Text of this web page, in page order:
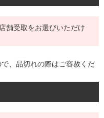
舗受取をお選びいただけ
、品切れの際はご容赦くだ